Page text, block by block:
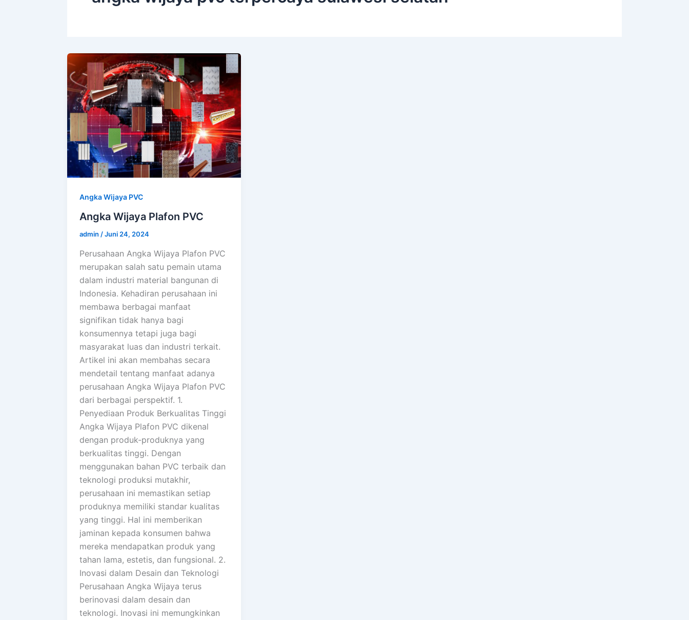
Angka Wijaya PVC
Angka Wijaya Plafon PVC
admin /Juni 24, 2024
Perusahaan Angka Wijaya Plafon PVC
merupakan salah satu pemain utama
dalam industri material bangunan di
Indonesia. Kehadiran perusahaan ini
membawa berbagai manfaat
signifikan tidak hanya bagi
konsumennya tetapi juga bagi
masyarakat luas dan industri terkait.
Artikel ini akan membahas secara
mendetail tentang manfaat adanya
perusahaan Angka Wijaya Plafon PVC
dari berbagai perspektif. 1.
Penyediaan Produk Berkualitas Tinggi
Angka Wijaya Plafon PVC dikenal
dengan produk-produknya yang
berkualitas tinggi. Dengan
menggunakan bahan PVC terbaik dan
teknologi produksi mutakhir,
perusahaan ini memastikan setiap
produknya memiliki standar kualitas
yang tinggi. Hal ini memberikan
jaminan kepada konsumen bahwa
mereka mendapatkan produk yang
tahan lama, estetis, dan fungsional. 2.
Inovasi dalam Desain dan Teknologi
Perusahaan Angka Wijaya terus
berinovasi dalam desain dan
teknologi. Inovasi ini memungkinkan